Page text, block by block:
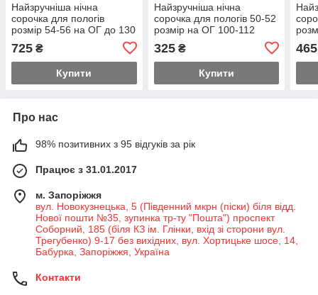
Найзручніша нічна
сорочка для пологів
розмір 54-56 на ОГ до 130
добре тягнеться і лягає по
фігурі
725 ₴
Купити
Найзручніша нічна
сорочка для пологів 50-52
розмір на ОГ 100-112
преміум бавовна Шоколад
325₴
Купити
465
Про нас
98% позитивних з 95 відгуків за рік
Працює з 31.01.2017
м. Запоріжжя
вул. Новокузнецька, 5 (Південний мкрн (піски) біля відд.
Нової пошти №35, зупинка тр-ту "Пошта") проспект
Соборний, 185 (біля КЗ ім. Глінки, вхід зі сторони вул.
Трегубенко) 9-17 без вихідних, вул. Хортицьке шосе, 14,
Бабурка, Запоріжжя, Україна
Контакти